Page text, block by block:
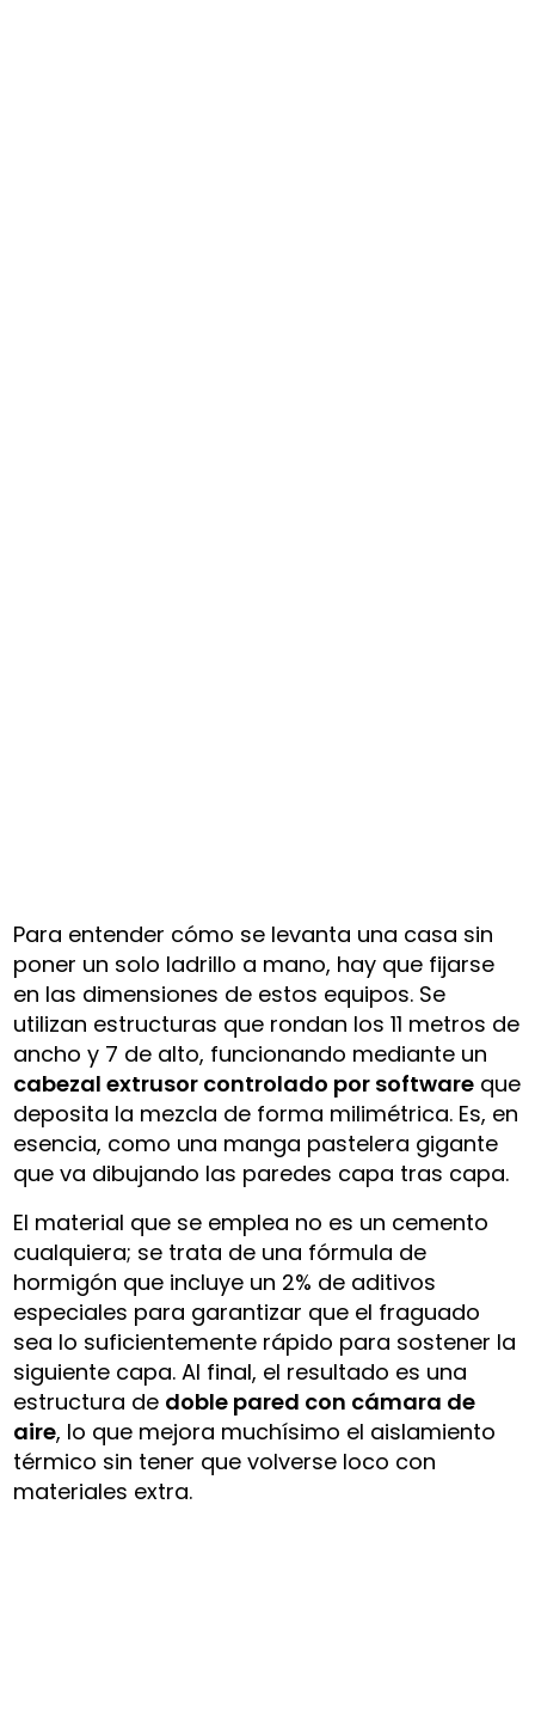
Para entender cómo se levanta una casa sin
poner un solo ladrillo a mano, hay que fijarse
en las dimensiones de estos equipos. Se
utilizan estructuras que rondan los 11 metros de
ancho y 7 de alto, funcionando mediante un
cabezal extrusor controlado por software que
deposita la mezcla de forma milimétrica. Es, en
esencia, como una manga pastelera gigante
que va dibujando las paredes capa tras capa.
El material que se emplea no es un cemento
cualquiera; se trata de una fórmula de
hormigón que incluye un 2% de aditivos
especiales para garantizar que el fraguado
sea lo suficientemente rápido para sostener la
siguiente capa. Al final, el resultado es una
estructura de doble pared con cámara de
aire, lo que mejora muchísimo el aislamiento
térmico sin tener que volverse loco con
materiales extra.